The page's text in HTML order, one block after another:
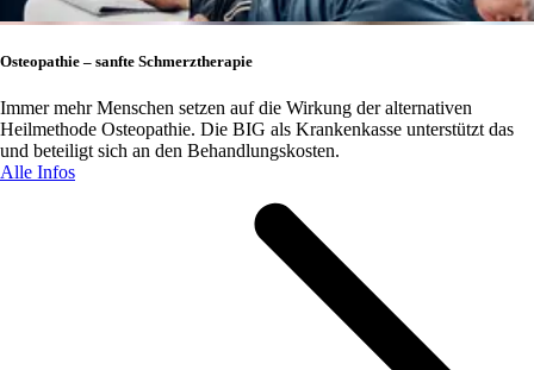
Osteopathie – sanfte Schmerztherapie
Immer mehr Menschen setzen auf die Wirkung der alternativen
Heilmethode Osteopathie. Die BIG als Krankenkasse unterstützt das
und beteiligt sich an den Behandlungskosten.
Alle Infos